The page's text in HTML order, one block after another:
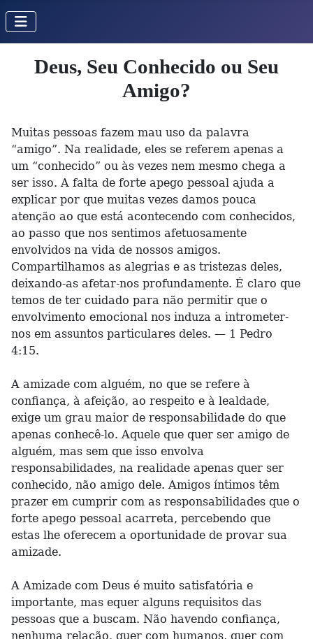
Deus, Seu Conhecido ou Seu
Amigo?
Muitas pessoas fazem mau uso da palavra
“amigo”. Na realidade, eles se referem apenas a
um “conhecido” ou às vezes nem mesmo chega a
ser isso. A falta de forte apego pessoal ajuda a
explicar por que muitas vezes damos pouca
atenção ao que está acontecendo com conhecidos,
ao passo que nos sentimos afetuosamente
envolvidos na vida de nossos amigos.
Compartilhamos as alegrias e as tristezas deles,
deixando-as afetar-nos profundamente. É claro que
temos de ter cuidado para não permitir que o
envolvimento emocional nos induza a intrometer-
nos em assuntos particulares deles. — 1 Pedro
4:15.
A amizade com alguém, no que se refere à
confiança, à afeição, ao respeito e à lealdade,
exige um grau maior de responsabilidade do que
apenas conhecê-lo. Aquele que quer ser amigo de
alguém, mas sem que isso envolva
responsabilidades, na realidade apenas quer ser
conhecido, não amigo dele. Amigos íntimos têm
prazer em cumprir com as responsabilidades que o
forte apego pessoal acarreta, percebendo que
estas lhe oferecem a oportunidade de provar sua
amizade.
A Amizade com Deus é muito satisfatória e
importante, mas equer alguns requisitos das
pessoas que a buscam. Não havendo confiança,
nenhuma relação, quer com humanos, quer com